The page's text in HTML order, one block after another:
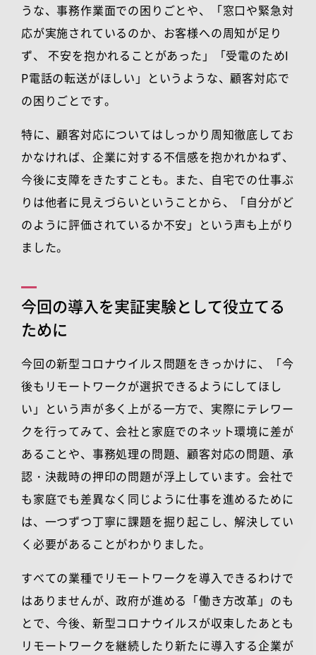
うな、事務作業面での困りごとや、「窓口や緊急対
応が実施されているのか、お客様への周知が足り
ず、 不安を抱かれることがあった」「受電のためI
P電話の転送がほしい」というような、顧客対応で
の困りごとです。
特に、顧客対応についてはしっかり周知徹底してお
かなければ、企業に対する不信感を抱かれかねず、
今後に支障をきたすことも。また、自宅での仕事ぶ
りは他者に見えづらいということから、「自分がど
のように評価されているか不安」という声も上がり
ました。
今回の導入を実証実験として役立てる
ために
今回の新型コロナウイルス問題をきっかけに、「今
後もリモートワークが選択できるようにしてほし
い」という声が多く上がる一方で、実際にテレワー
クを行ってみて、会社と家庭でのネット環境に差が
あることや、事務処理の問題、顧客対応の問題、承
認・決裁時の押印の問題が浮上しています。会社で
も家庭でも差異なく同じように仕事を進めるために
は、一つずつ丁寧に課題を掘り起こし、解決してい
く必要があることがわかりました。
すべての業種でリモートワークを導入できるわけで
はありませんが、政府が進める「働き方改革」のも
とで、今後、新型コロナウイルスが収束したあとも
リモートワークを継続したり新たに導入する企業が